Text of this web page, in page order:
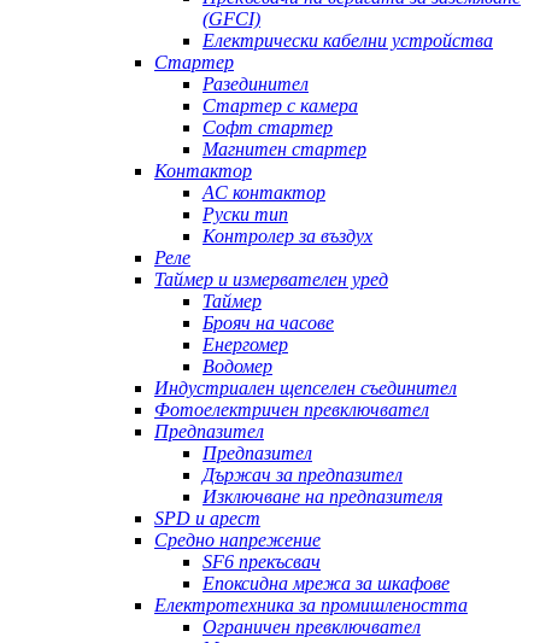
(GFCI)
Електрически кабелни устройства
Стартер
Разединител
Стартер с камера
Софт стартер
Магнитен стартер
Контактор
AC контактор
Руски тип
Контролер за въздух
Реле
Таймер и измервателен уред
Таймер
Брояч на часове
Енергомер
Водомер
Индустриален щепселен съединител
Фотоелектричен превключвател
Предпазител
Предпазител
Държач за предпазител
Изключване на предпазителя
SPD и арест
Средно напрежение
SF6 прекъсвач
Епоксидна мрежа за шкафове
Електротехника за промишлеността
Ограничен превключвател